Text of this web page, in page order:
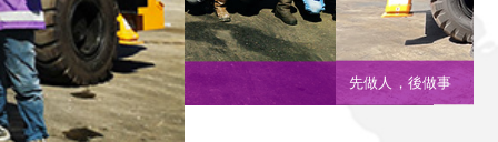
事 嫉慢如仇 追求卓越